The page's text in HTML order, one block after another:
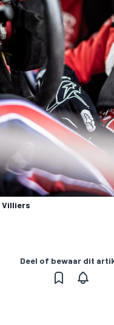
Villiers
Deel of bewaar dit